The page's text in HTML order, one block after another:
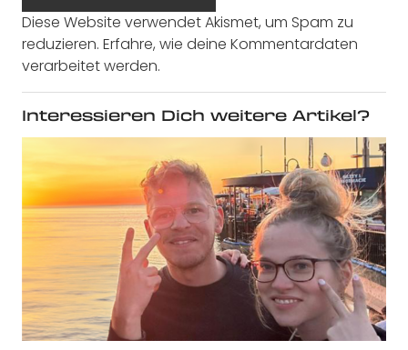
Diese Website verwendet Akismet, um Spam zu
reduzieren. Erfahre, wie deine Kommentardaten
verarbeitet werden.
Interessieren Dich weitere Artikel?